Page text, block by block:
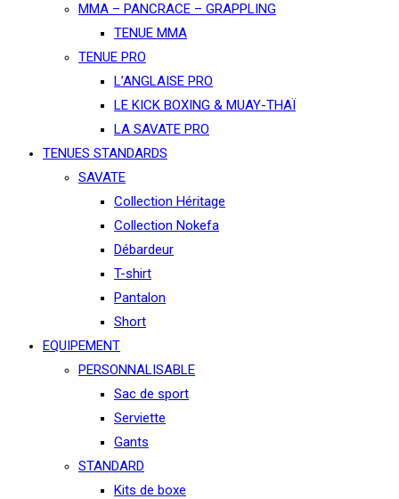
MMA – PANCRACE – GRAPPLING
TENUE MMA
TENUE PRO
L’ANGLAISE PRO
LE KICK BOXING & MUAY-THAÏ
LA SAVATE PRO
TENUES STANDARDS
SAVATE
Collection Héritage
Collection Nokefa
Débardeur
T-shirt
Pantalon
Short
EQUIPEMENT
PERSONNALISABLE
Sac de sport
Serviette
Gants
STANDARD
Kits de boxe